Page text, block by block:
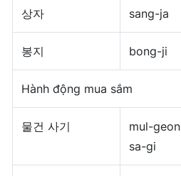
상자 sang-ja
봉지 bong-ji
Hành động mua sắm
물건 사기
mul-geon
sa-gi